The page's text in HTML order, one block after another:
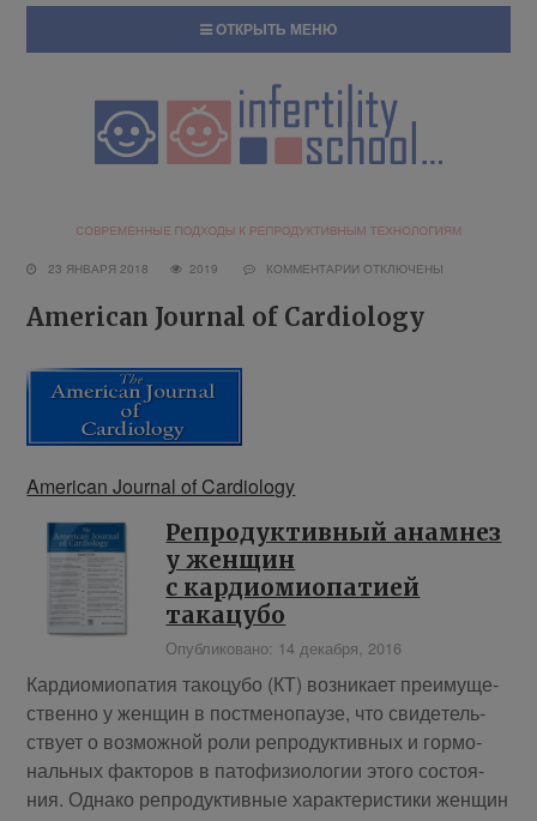
ОТКРЫТЬ МЕНЮ
23 ЯНВАРЯ 2018 2019 КОММЕНТАРИИ ОТКЛЮЧЕНЫ
American Journal of Cardiology
American Journal of Cardiology
Репродуктивный анамнез
у женщин
с кардиомиопатией
такацубо
Опубликовано: 14 декабря, 2016
Кар­дио­мио­па­тия та­ко­цу­бо (КТ) воз­ни­ка­ет пре­иму­ще­
ствен­но у жен­щин в пост­ме­но­па­у­зе, что сви­де­тель­
ству­ет о воз­мож­ной ро­ли ре­про­дук­тив­ных и гор­мо­
наль­ных фак­то­ров в па­то­фи­зио­ло­гии это­го со­сто­я­
ния. Од­на­ко ре­про­дук­тив­ные ха­рак­те­ри­сти­ки жен­щин